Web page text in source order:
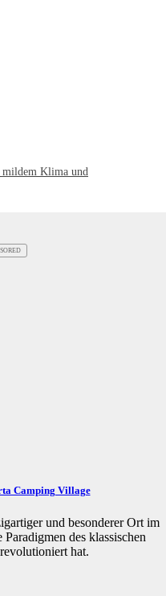
mildem Klima und
Camping Village
und besonderer Ort im
des klassischen
hat.